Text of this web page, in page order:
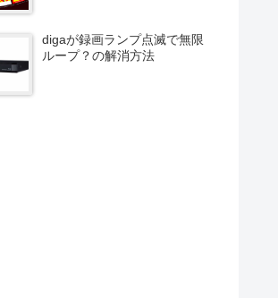
digaが録画ランプ点滅で無限
ループ？の解消方法